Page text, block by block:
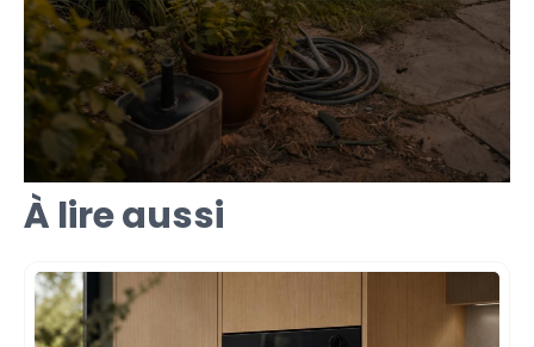
À lire aussi